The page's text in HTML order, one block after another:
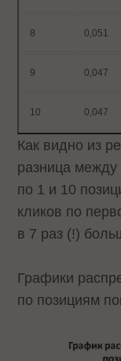
8 0,051
9 0,047
10 0,047
Как видно из
разница между
по 1 и 10
кликов по
в 7 раз (!)
Графики
по позициям